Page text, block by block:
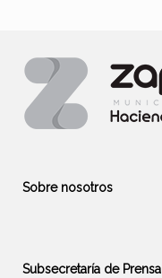
Sobre nosotros
Subsecretaría de Prensa